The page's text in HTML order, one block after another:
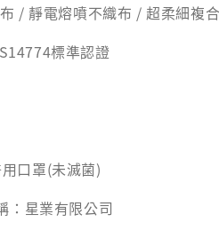
/ 靜電熔噴不織布 / 超柔細複
標準認證
口罩(未滅菌)
：星業有限公司